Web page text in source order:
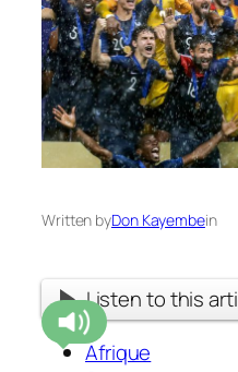
Written byDon Kayembein
Listen to this
Afrique